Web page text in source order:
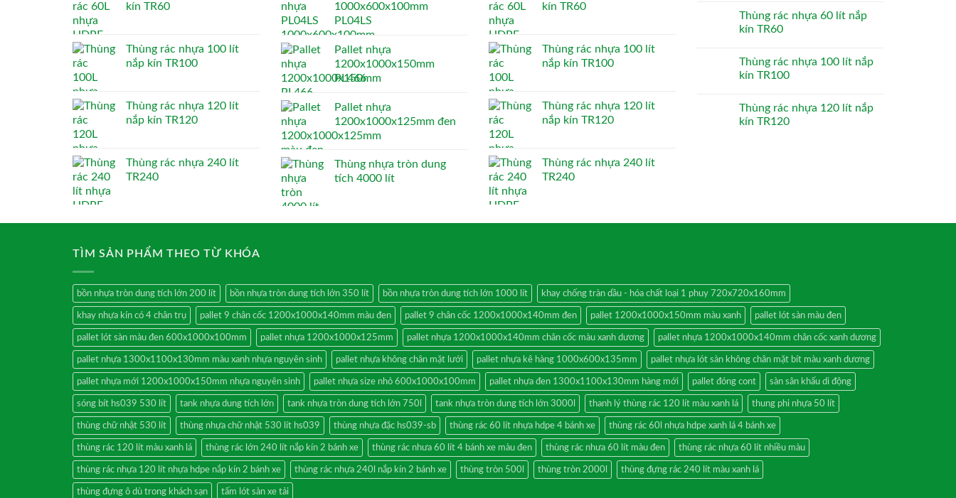
kín TR60
Thùng rác nhựa 100 lít
nắp kín TR100
Thùng rác nhựa 120 lít
nắp kín TR120
Thùng rác nhựa 240 lít
TR240
1000x600x100mm
PL04LS
Pallet nhựa
1200x1000x150mm
PL466
Pallet nhựa
1200x1000x125mm đen
Thùng nhựa tròn dung
tích 4000 lít
kín TR60
Thùng rác nhựa 100 lít
nắp kín TR100
Thùng rác nhựa 120 lít
nắp kín TR120
Thùng rác nhựa 240 lít
TR240
Thùng rác nhựa 60 lít nắp
kín TR60
Thùng rác nhựa 100 lít nắp
kín TR100
Thùng rác nhựa 120 lít nắp
kín TR120
TÌM SẢN PHẨM THEO TỪ KHÓA
bồn nhựa tròn dung tích lớn 200 lít bồn nhựa tròn dung tích lớn 350 lít bồn nhựa tròn dung tích lớn 1000 lít khay chống tràn dầu - hóa chất loại 1 phuy 720x720x160mm
khay nhựa kín có 4 chân trụ pallet 9 chân cốc 1200x1000x140mm màu đen pallet 9 chân cốc 1200x1000x140mm đen pallet 1200x1000x150mm màu xanh pallet lót sàn màu đen
pallet lót sàn màu đen 600x1000x100mm pallet nhựa 1200x1000x125mm pallet nhựa 1200x1000x140mm chân cốc màu xanh dương pallet nhựa 1200x1000x140mm chân cốc xanh dương
pallet nhựa 1300x1100x130mm màu xanh nhựa nguyên sinh pallet nhựa không chân mặt lưới pallet nhựa kê hàng 1000x600x135mm pallet nhựa lót sàn không chân mặt bít màu xanh dương
pallet nhựa mới 1200x1000x150mm nhựa nguyên sinh pallet nhựa size nhỏ 600x1000x100mm pallet nhựa đen 1300x1100x130mm hàng mới pallet đóng cont sàn sân khấu di động
sóng bít hs039 530 lít tank nhựa dung tích lớn tank nhựa tròn dung tích lớn 750l tank nhựa tròn dung tích lớn 3000l thanh lý thùng rác 120 lít màu xanh lá thung phi nhựa 50 lít
thùng chữ nhật 530 lít thùng nhựa chữ nhật 530 lít hs039 thùng nhựa đặc hs039-sb thùng rác 60 lít nhựa hdpe 4 bánh xe thùng rác 60l nhựa hdpe xanh lá 4 bánh xe
thùng rác 120 lít màu xanh lá thùng rác lớn 240 lít nắp kín 2 bánh xe thùng rác nhưa 60 lít 4 bánh xe màu đen thùng rác nhưa 60 lít màu đen thùng rác nhựa 60 lít nhiều màu
thùng rác nhựa 120 lít nhựa hdpe nắp kín 2 bánh xe thùng rác nhựa 240l nắp kín 2 bánh xe thùng tròn 500l thùng tròn 2000l thùng đựng rác 240 lít màu xanh lá
thùng đựng ô dù trong khách sạn tấm lót sàn xe tải